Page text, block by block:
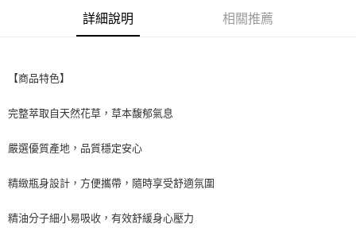
每筆NT$60，滿NT$499(含以上)免運費
每筆NT$60，滿NT$499(含以上)免運費
付款後萊爾富取貨
每筆NT$60，滿NT$499(含以上)免運費
付款後7-11取貨
詳細說明 相關推薦
【商品特色】
完整萃取自天然花草，草本馥郁氣息
嚴選優質產地，品質穩定安心
精緻瓶身設計，方便攜帶，隨時享受舒適氛圍
精油分子細小易吸收，有效舒緩身心壓力